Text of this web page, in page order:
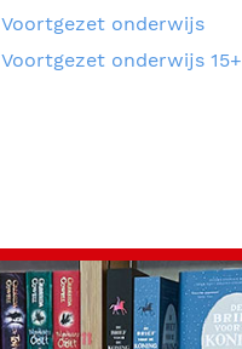
Voortgezet onderwijs
Voortgezet onderwijs 15+